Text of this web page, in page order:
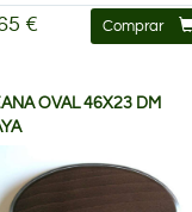
€ Comprar
OVAL 46X23 DM